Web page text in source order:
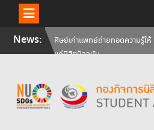
SkipNews:
ศิษย์เก่าแพทย์ถ่ายทอดความรู้ให้
แก่นิสิตปัจจุบัน
นเรศวร ครบรอบ 36 ปี 29
กรกฎาคม 2569
สัมภาษณ์นิสิตเพื่อพิจารณาเข้ารับ